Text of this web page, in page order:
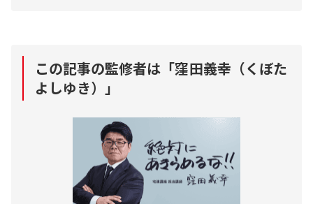
この記事の監修者は「窪田義幸（くぼた
よしゆき） 」